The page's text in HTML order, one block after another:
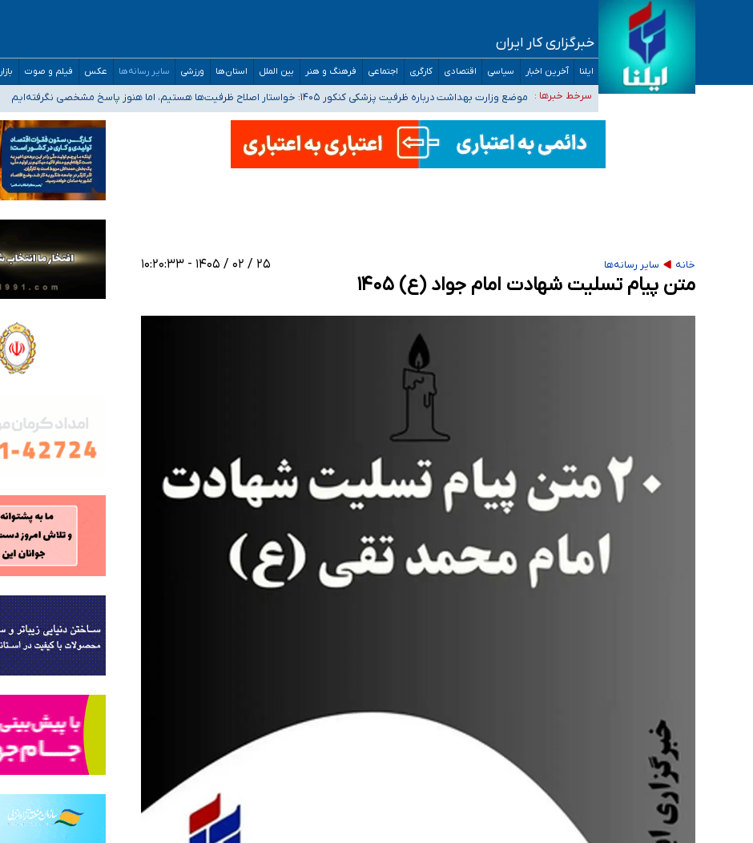
خبرگزاری کار ایران
ایلنا آخرین اخبار سیاسی اقتصادی کارگری اجتماعی فرهنگ و هنر بین الملل استان‌ها ورزشی سایر رسانه‌ها عکس فیلم و صوت بازار
سرخط خبرها :
۴۰ تا ۵۰ روز گرمای نسبی در پیش داریم/ دمای تهران به ۳۸ درجه می‌رسد
موضع وزارت بهداشت درباره ظرفیت پزشکی کنکور ۱۴۰۵: خواستار اصلاح ظرفیت‌ها هستیم، اما هنوز پاسخ مشخصی نگرفته‌ایم
تعویق آزمون ورودی دکترای تخصصی فرماندهی صحنه عملیات و دکترای تخصصی جغرافیای نظامی دافوس آجا
خبرنگاران راویان حقیقت با دغدغه نان، مسکن و بیمه
آخرین وضعیت شیوع عفونت‌های تنفسی در کشور/ خوزستان و کرمان بالاتر از آستانه هشدار
خانه سایر رسانه‌ها ۲۵ / ۰۲ / ۱۴۰۵ - ۱۰:۲۰:۳۳
متن پیام تسلیت شهادت امام جواد (ع) ۱۴۰۵